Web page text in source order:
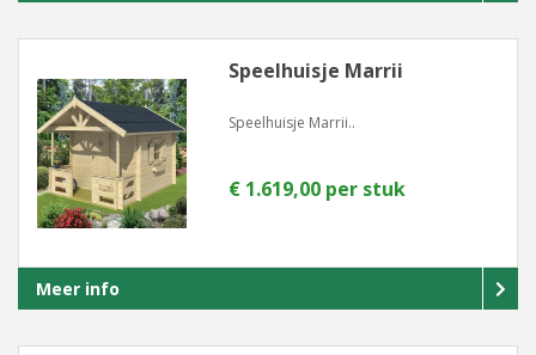
Speelhuisje Marrii
Speelhuisje Marrii..
€ 1.619,00 per stuk
Meer info